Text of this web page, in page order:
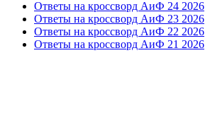
Ответы на кроссворд АиФ 24 2026
Ответы на кроссворд АиФ 23 2026
Ответы на кроссворд АиФ 22 2026
Ответы на кроссворд АиФ 21 2026